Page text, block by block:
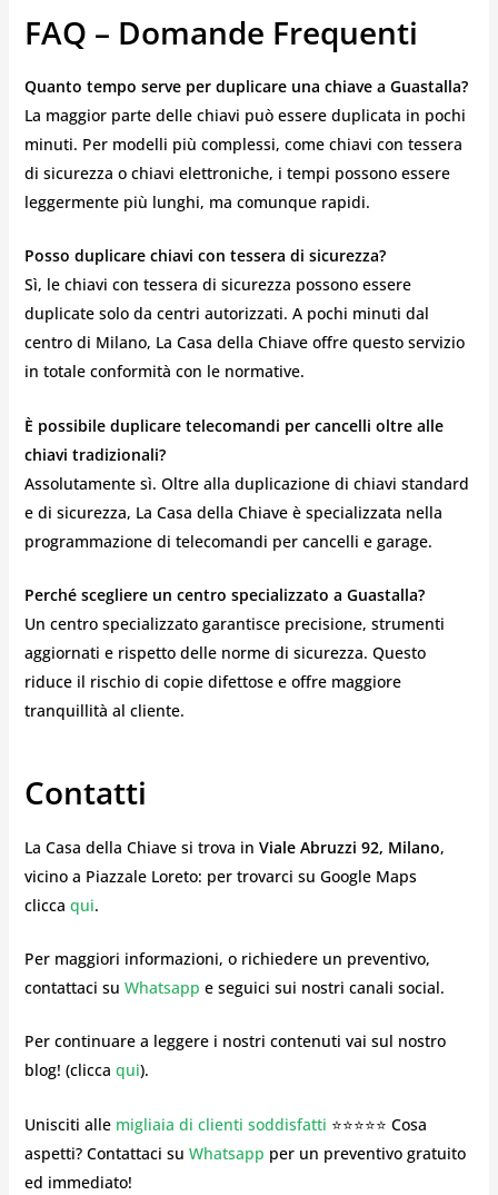
FAQ – Domande Frequenti
Quanto tempo serve per duplicare una chiave a Guastalla?
La maggior parte delle chiavi può essere duplicata in pochi
minuti. Per modelli più complessi, come chiavi con tessera
di sicurezza o chiavi elettroniche, i tempi possono essere
leggermente più lunghi, ma comunque rapidi.
Posso duplicare chiavi con tessera di sicurezza?
Sì, le chiavi con tessera di sicurezza possono essere
duplicate solo da centri autorizzati. A pochi minuti dal
centro di Milano, La Casa della Chiave offre questo servizio
in totale conformità con le normative.
È possibile duplicare telecomandi per cancelli oltre alle
chiavi tradizionali?
Assolutamente sì. Oltre alla duplicazione di chiavi standard
e di sicurezza, La Casa della Chiave è specializzata nella
programmazione di telecomandi per cancelli e garage.
Perché scegliere un centro specializzato a Guastalla?
Un centro specializzato garantisce precisione, strumenti
aggiornati e rispetto delle norme di sicurezza. Questo
riduce il rischio di copie difettose e offre maggiore
tranquillità al cliente.
Contatti
La Casa della Chiave si trova in Viale Abruzzi 92, Milano,
vicino a Piazzale Loreto: per trovarci su Google Maps
clicca qui.
Per maggiori informazioni, o richiedere un preventivo,
contattaci su Whatsapp e seguici sui nostri canali social.
Per continuare a leggere i nostri contenuti vai sul nostro
blog! (clicca qui).
Unisciti alle migliaia di clienti soddisfatti ⭐⭐⭐⭐⭐ Cosa
aspetti? Contattaci su Whatsapp per un preventivo gratuito
ed immediato!